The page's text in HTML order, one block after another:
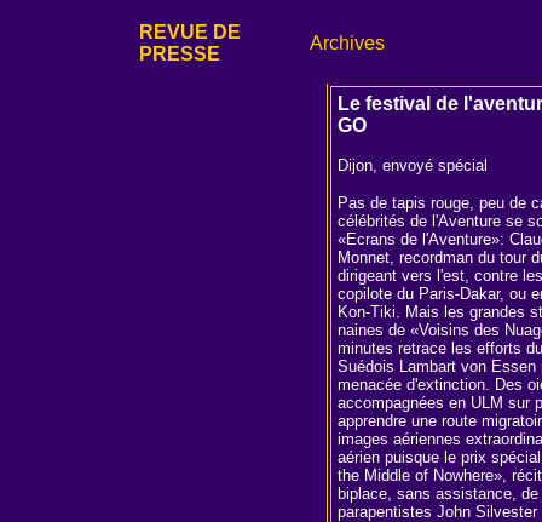
REVUE DE
PRESSE
Archives
Le festival de
GO
Dijon, envoyé spécial
Pas de tapis rouge, peu de
célébrités de l'Aventure se
«Ecrans de l'Aventure»:
Monnet, recordman du tour
dirigeant vers l'est, contre
copilote du Paris-Dakar, ou
Kon-Tiki. Mais les grandes
naines de «Voisins des
minutes retrace les efforts
Suédois Lambart von
menacée d'extinction. Des
accompagnées en ULM sur
apprendre une route
images aériennes
aérien puisque le prix
the Middle of Nowhere»,
biplace, sans assistance,
parapentistes John Silvester